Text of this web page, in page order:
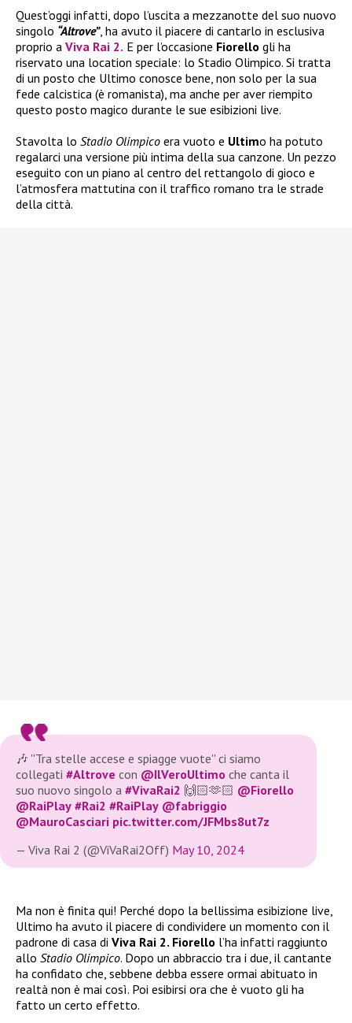
Quest’oggi infatti, dopo l’uscita a mezzanotte del suo nuovo
singolo “Altrove”, ha avuto il piacere di cantarlo in esclusiva
proprio a Viva Rai 2. E per l’occasione Fiorello gli ha
riservato una location speciale: lo Stadio Olimpico. Si tratta
di un posto che Ultimo conosce bene, non solo per la sua
fede calcistica (è romanista), ma anche per aver riempito
questo posto magico durante le sue esibizioni live.
Stavolta lo Stadio Olimpico era vuoto e Ultimo ha potuto
regalarci una versione più intima della sua canzone. Un pezzo
eseguito con un piano al centro del rettangolo di gioco e
l’atmosfera mattutina con il traffico romano tra le strade
della città.
🎶 ''Tra stelle accese e spiagge vuote'' ci siamo
collegati #Altrove con @IlVeroUltimo che canta il
suo nuovo singolo a #VivaRai2 🙌🏻🫶🏻 @Fiorello
@RaiPlay #Rai2 #RaiPlay @fabriggio
@MauroCasciari pic.twitter.com/JFMbs8ut7z
— Viva Rai 2 (@ViVaRai2Off) May 10, 2024
Ma non è finita qui! Perché dopo la bellissima esibizione live,
Ultimo ha avuto il piacere di condividere un momento con il
padrone di casa di Viva Rai 2. Fiorello l’ha infatti raggiunto
allo Stadio Olimpico. Dopo un abbraccio tra i due, il cantante
ha confidato che, sebbene debba essere ormai abituato in
realtà non è mai così. Poi esibirsi ora che è vuoto gli ha
fatto un certo effetto.